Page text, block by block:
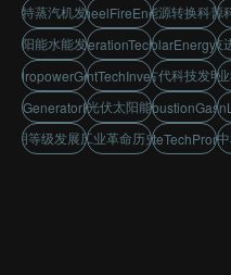
瓦特蒸汽机发明
WaterWheelFireEnergyTech
能源转换科普
能源
太阳能水能发电
EnergyGenerationTechInnovation
科技
AncientTechInventions古代科技发明
企
贝尔光伏太阳能发电
文明等级发展历程工业革命历史 碳中